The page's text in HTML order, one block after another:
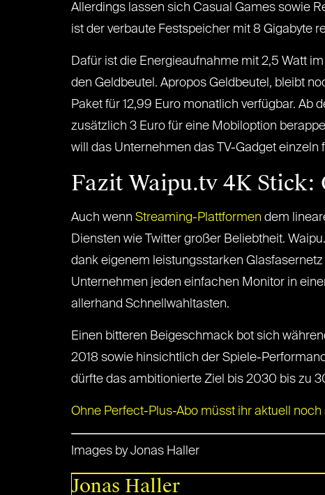
Allerdings lassen sich Casual Games sowie
ist der verbaute Festspeicher mit 8 Gigabyte
Dafür ist die Energieaufnahme mit 2,5 Watt
den Geldbeutel. Apropos Geldbeutel, bleibt
Paket für 12,99 Euro monatlich verfügbar. Ab
zusätzlich 3 Euro für eine Mobiloption
will das Unternehmen das TV-Gadget
Fazit Waipu.tv 4K Stick:
Auch wenn Streaming-Plattformen dem
Diensten wie Twitter großer Beliebtheit.
dank eigenem leistungsstarken
Unternehmen jeden einfachen Monitor in
allerhand Schnellwahltasten.
Einen bitteren Beigeschmack bot sich
2018 sowie hinsichtlich der Spiele-
dürfte das ambitionierte Ziel bis 2030 bis zu
Ohne Perfect-Plus-Abo müsst ihr aktuell
Images by Jonas Haller
Jonas Haller